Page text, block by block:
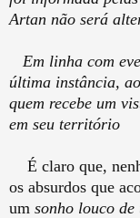
Artan não será
Em linha com
última instância,
quem recebe um
em seu território
É claro que,
os absurdos que
um sonho louco